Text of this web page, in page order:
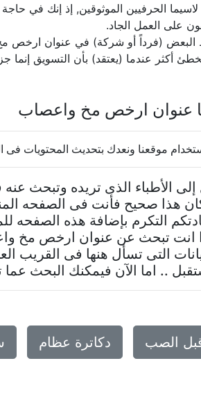
الحرفيين الموثوقين, إذ إنك في
على العمل الجاد.
البعض (فرداً أو شركة) في عنوان ارخص
أكثر عندما (يعتقد) بأن التسويق
عنوان ارخص مخ واعصاب
موقعنا ونعدك بتحديث المحتويات فى
الأطباء الذى تريده وتبحث
هذا صحيح فأنت فى الصفحه
التكرم بإضافة هذه
انت تبحث عن عنوان ارخص مخ
التى تسأل هنها فى
.. اما الآن فيمكنك البحث
الصب دكاترة عظام